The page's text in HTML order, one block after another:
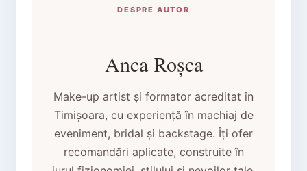
DESPRE AUTOR
Anca Roșca
Make-up artist și formator acreditat în
Timișoara, cu experiență în machiaj de
eveniment, bridal și backstage. Îți ofer
recomandări aplicate, construite în